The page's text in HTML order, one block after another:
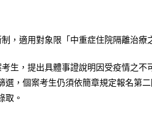
，適用對象限「中重症住院隔離治療
生，提出具體事證說明因受疫情之
，個案考生仍須依簡章規定報名第
取。